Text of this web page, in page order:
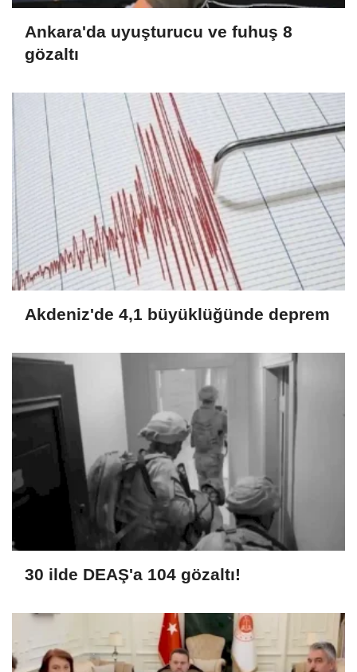
Ankara'da uyuşturucu ve fuhuş 8
gözaltı
Akdeniz'de 4,1 büyüklüğünde deprem
30 ilde DEAŞ'a 104 gözaltı!